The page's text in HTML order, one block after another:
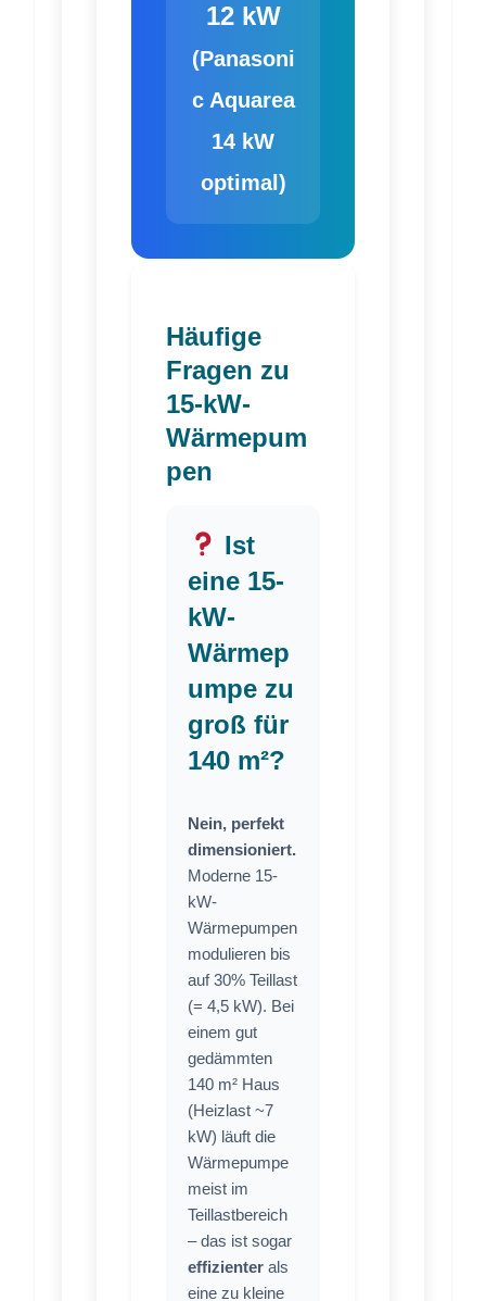
12 kW
(Panasoni
c Aquarea
14 kW
optimal)
Häufige
Fragen zu
15-kW-
Wärmepum
pen
Ist
eine 15-
kW-
Wärmep
umpe zu
groß für
140 m²?
Nein, perfekt
dimensioniert.
Moderne 15-
kW-
Wärmepumpen
modulieren bis
auf 30% Teillast
(= 4,5 kW). Bei
einem gut
gedämmten
140 m² Haus
(Heizlast ~7
kW) läuft die
Wärmepumpe
meist im
Teillastbereich
– das ist sogar
effizienter als
eine zu kleine